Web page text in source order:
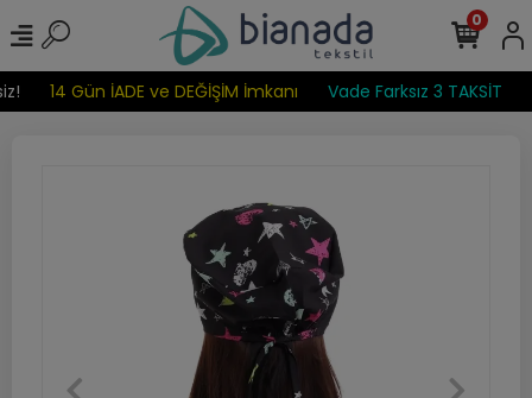
14 Gün İADE ve DEĞİŞİM İmkanı Vade Farksız 3 TAKSİT
0